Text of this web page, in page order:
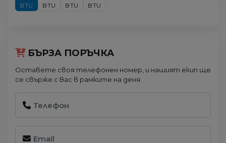
BTU BTU BTU BTU
БЪРЗА ПОРЪЧКА
Оставете своя телефонен номер, и нашият екип ще
се свърже с Вас в рамките на деня.